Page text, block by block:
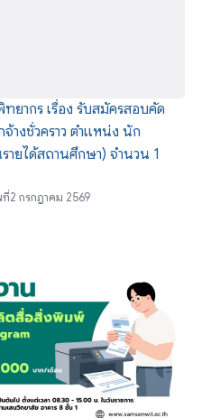
ทยากร เรื่อง รับสมัครสอบคัด
างชั่วคราว ตำแหน่ง นัก
ายได้สถานศึกษา) จำนวน 1
ที่2 กรกฎาคม 2569